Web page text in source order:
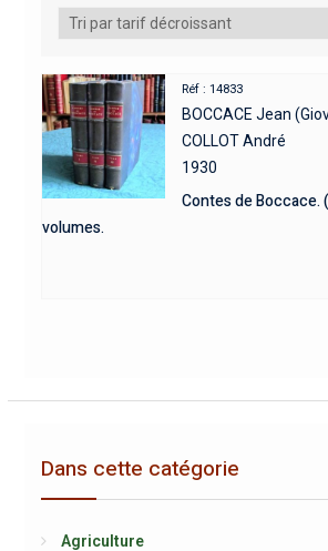
Réf : 14833
BOCCACE Jean
COLLOT André
1930
Contes de Boccace.
volumes.
Dans cette catégorie
Agriculture